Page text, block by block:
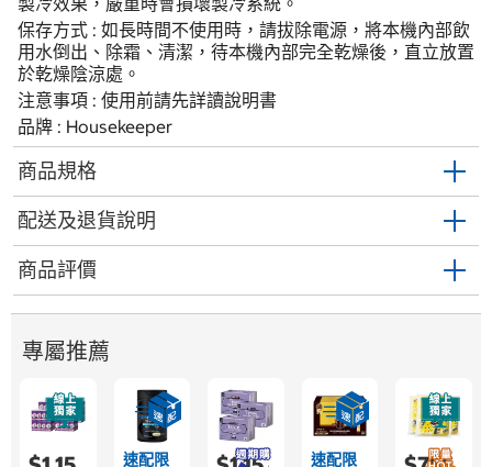
保存方式 : 如長時間不使用時，請拔除電源，將本機內部飲
用水倒出、除霜、清潔，待本機內部完全乾燥後，直立放置
於乾燥陰涼處。
注意事項 : 使用前請先詳讀說明書
品牌 : Housekeeper
商品規格
配送及退貨說明
商品評價
專屬推薦
速配限 速配限